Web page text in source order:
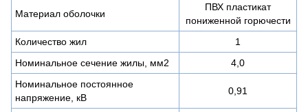
Материал оболочки
ПВХ пластикат
пониженной горючести
Количество жил
1
Номинальное сечение жилы, мм2
4,0
Номинальное постоянное
напряжение, кВ
0,91